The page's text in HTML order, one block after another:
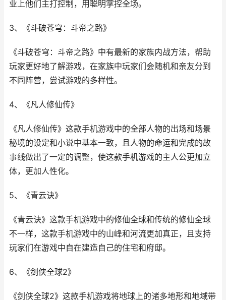
业上他们主打控制，用聪明掌控全场。
3、《斗破苍穹：斗帝之路》
《斗破苍穹：斗帝之路》中有最新的家族内战方法，帮助
玩家更好地了解游戏，在家族中玩家们会随机和亲友分到
不同阵营，尝试游戏的多样性。
4、《凡人修仙传》
《凡人修仙传》这款手机游戏中的全部人物的出场和场景
秘境的设定和小说中基本一致，且人物的命运和完成的故
事线做出了一定的调整，使这款手机游戏的主人公更加立
体，更加人性化。
5、《青云诀》
《青云诀》这款手机游戏中的修仙全球和传统的修仙全球
不一样，这款手机游戏中的山峰和河流更加真正，且支持
玩家们在游戏中自在建造自己的住宅和府邸。
6、《剑侠全球2》
《剑侠全球2》这款手机游戏将地球上的诸多地形和地域带